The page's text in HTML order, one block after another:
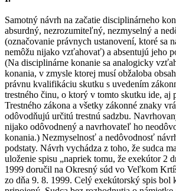
Samotný návrh na začatie disciplinárneho
absurdný, nezrozumiteľný, nezmyselný a
(označovanie právnych ustanovení, ktoré sa
nemôžu nijako vzťahovať) a absentujú jeho
(Na disciplinárne konanie sa analogicky
konania, v zmysle ktorej musí obžaloba
právnu kvalifikáciu skutku s uvedením
trestného činu, o ktorý v tomto skutku ide, aj
Trestného zákona a všetky zákonné znaky
odôvodňujú určitú trestnú sadzbu.
nijako odôvodnený a navrhovateľ ho
konania.) Nezmyselnosť a nedôvodnosť
podstaty. Návrh vychádza z toho, že sudca
uloženie spisu „napriek tomu, že exekútor 2
1999 doručil na Okresný súd vo Veľkom
zo dňa 9. 8. 1999. Celý exekútorský spis bol